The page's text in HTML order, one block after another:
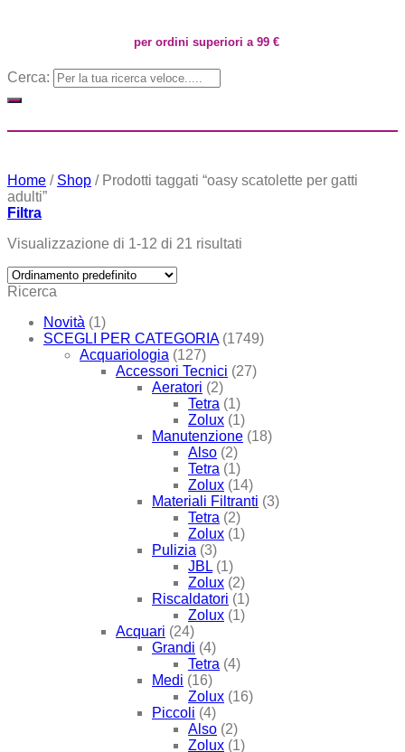
per ordini superiori a 99 €
Cerca:
Home / Shop /Prodotti taggati “oasy scatolette per gatti
adulti”
Filtra
Visualizzazione di 1-12 di 21 risultati
Ricerca
Novità (1)
SCEGLI PER CATEGORIA (1749)
Acquariologia (127)
Accessori Tecnici (27)
Aeratori (2)
Tetra (1)
Zolux (1)
Manutenzione (18)
Also (2)
Tetra (1)
Zolux (14)
Materiali Filtranti (3)
Tetra (2)
Zolux (1)
Pulizia (3)
JBL (1)
Zolux (2)
Riscaldatori (1)
Zolux (1)
Acquari (24)
Grandi (4)
Tetra (4)
Medi (16)
Zolux (16)
Piccoli (4)
Also (2)
Zolux (1)